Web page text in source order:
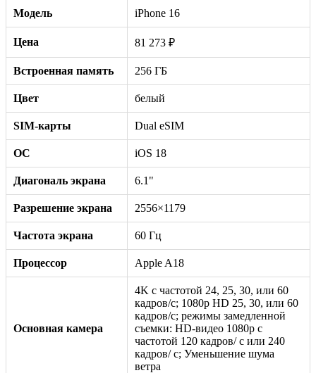
Модель iPhone 16
Цена 81 273 ₽
Встроенная память 256 ГБ
Цвет белый
SIM-карты Dual eSIM
ОС iOS 18
Диагональ экрана 6.1"
Разрешение экрана 2556×1179
Частота экрана 60 Гц
Процессор Apple A18
Основная камера
4K с частотой 24, 25, 30, или 60
кадров/с; 1080p HD 25, 30, или 60
кадров/с; режимы замедленной
съемки: HD-видео 1080р c
частотой 120 кадров/ с или 240
кадров/ с; Уменьшение шума
ветра